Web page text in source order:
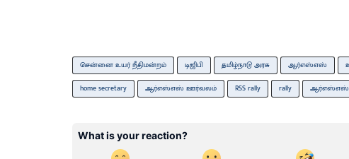
சென்னை உயர் நீதிமன்றம் டிஜிபி தமிழ்நாடு அரசு ஆர்எஸ்எஸ்
home secretary ஆர்எஸ்எஸ் ஊர்வலம் RSS rally rally ஆர்எஸ்எஸ்